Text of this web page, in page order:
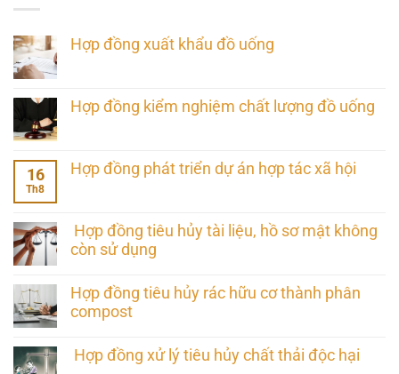
Hợp đồng xuất khẩu đồ uống
Hợp đồng kiểm nghiệm chất lượng đồ uống
16
Th8
Hợp đồng phát triển dự án hợp tác xã hội
Hợp đồng tiêu hủy tài liệu, hồ sơ mật không
còn sử dụng
Hợp đồng tiêu hủy rác hữu cơ thành phân
compost
Hợp đồng xử lý tiêu hủy chất thải độc hại